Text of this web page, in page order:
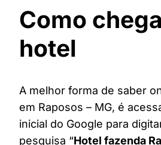
Como
hotel
A melhor forma de saber
em Raposos – MG, é
inicial do Google para
pesquisa “Hotel fazenda